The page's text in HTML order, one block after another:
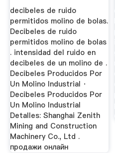
decibeles de ruido
permitidos molino de bolas.
Decibeles de ruido
permitidos molino de bolas
. intensidad del ruido en
decibeles de un molino de .
Decibeles Producidos Por
Un Molino Industrial ·
Decibeles Producidos Por
Un Molino Industrial
Detalles: Shanghai Zenith
Mining and Construction
Machinery Co., Ltd .
продажи онлайн